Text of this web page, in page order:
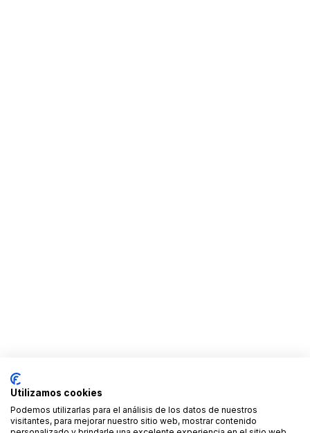
Utilizamos cookies
Podemos utilizarlas para el análisis de los datos de nuestros
visitantes, para mejorar nuestro sitio web, mostrar contenido